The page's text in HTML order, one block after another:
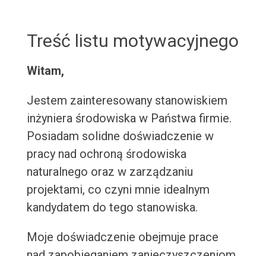
Treść listu motywacyjnego
Witam,
Jestem zainteresowany stanowiskiem
inżyniera środowiska w Państwa firmie.
Posiadam solidne doświadczenie w
pracy nad ochroną środowiska
naturalnego oraz w zarządzaniu
projektami, co czyni mnie idealnym
kandydatem do tego stanowiska.
Moje doświadczenie obejmuje prace